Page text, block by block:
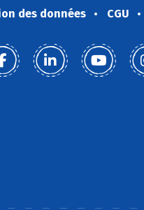
des données CGU